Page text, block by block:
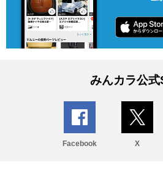
みんカラ公式
Facebook X